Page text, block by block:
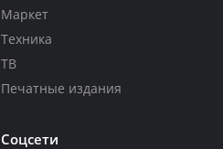
Маркет
Техника
ТВ
Печатные издания
Соцсети